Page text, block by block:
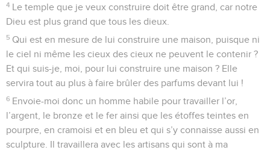
4 Le temple que je veux construire doit être grand, car notre
Dieu est plus grand que tous les dieux.
5 Qui est en mesure de lui construire une maison, puisque ni
le ciel ni même les cieux des cieux ne peuvent le contenir ?
Et qui suis-je, moi, pour lui construire une maison ? Elle
servira tout au plus à faire brûler des parfums devant lui !
6 Envoie-moi donc un homme habile pour travailler l’or,
l’argent, le bronze et le fer ainsi que les étoffes teintes en
pourpre, en cramoisi et en bleu et qui s’y connaisse aussi en
sculpture. Il travaillera avec les artisans qui sont à ma